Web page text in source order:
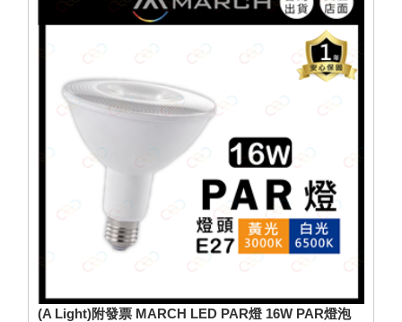
(A Light)附發票 MARCH LED PAR燈 16W PAR燈泡